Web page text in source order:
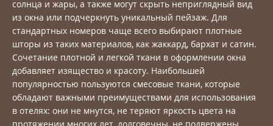
солнца и жары, а также могут скрыть неприглядный вид
из окна или подчеркнуть уникальный пейзаж. Для
стандартных номеров чаще всего выбирают плотные
шторы из таких материалов, как жаккард, бархат и сатин.
Сочетание плотной и легкой ткани в оформлении окна
добавляет изящество и красоту. Наибольшей
популярностью пользуются смесовые ткани, которые
обладают важными преимуществами для использования
в отелях: они не мнутся, не теряют яркость цвета на